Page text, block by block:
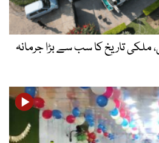
ملکی تاریخ کا سب سے بڑا جرمانہ